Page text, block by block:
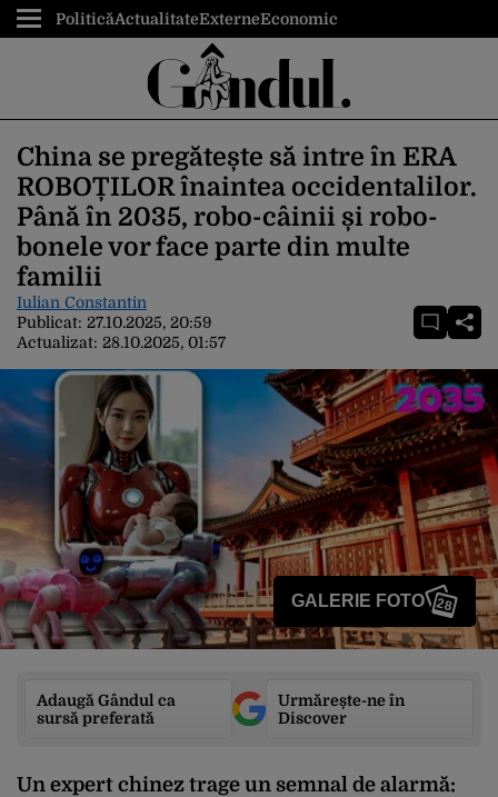
PoliticăActualitateExterneEconomic
China se pregătește să intre în ERA
ROBOȚILOR înaintea occidentalilor.
Până în 2035, robo-câinii și robo-
bonele vor face parte din multe
familii
Iulian Constantin
Publicat: 27.10.2025, 20:59
Actualizat: 28.10.2025, 01:57
GALERIE FOTO 28
Adaugă Gândul ca
sursă preferată
Urmărește-ne în
Discover
Un expert chinez trage un semnal de alarmă: